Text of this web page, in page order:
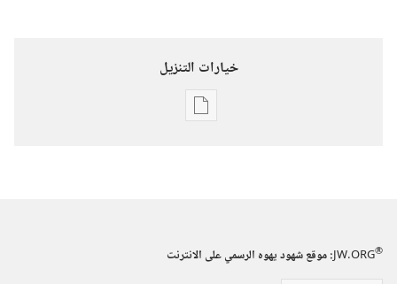
خيارات التنزيل
خيارات
JW.ORG®
:‏ موقع شهود يهوه الرسمي على الانترنت